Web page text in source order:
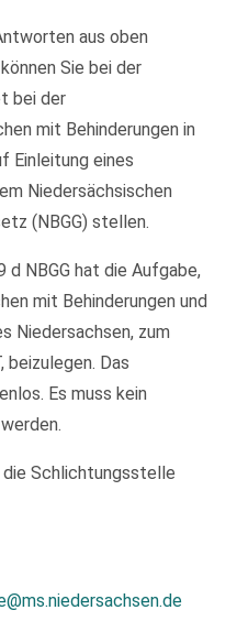
aus oben
Sie bei der
bei der
mit Behinderungen in
Einleitung eines
Niedersächsischen
(NBGG) stellen.
NBGG hat die Aufgabe,
mit Behinderungen und
Niedersachsen, zum
beizulegen. Das
Es muss kein
Schlichtungsstelle